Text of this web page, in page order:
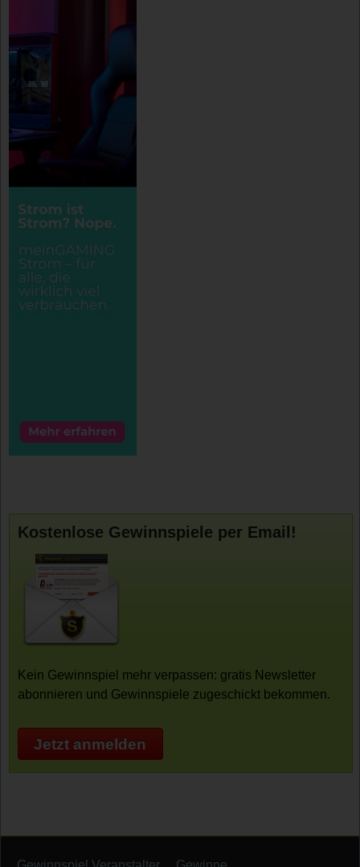
Kostenlose Gewinnspiele per Email!
Kein Gewinnspiel mehr verpassen: gratis Newsletter
abonnieren und Gewinnspiele zugeschickt bekommen.
Jetzt anmelden